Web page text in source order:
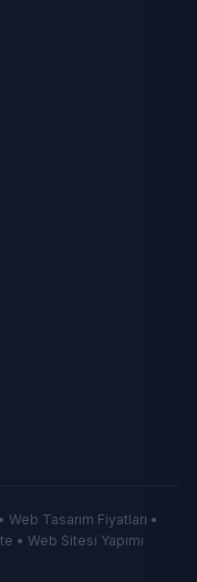
Web Tasarım Fiyatları •
• Web Sitesi Yapımı